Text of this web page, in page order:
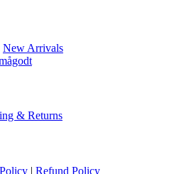
New Arrivals
& Returns
| Refund Policy